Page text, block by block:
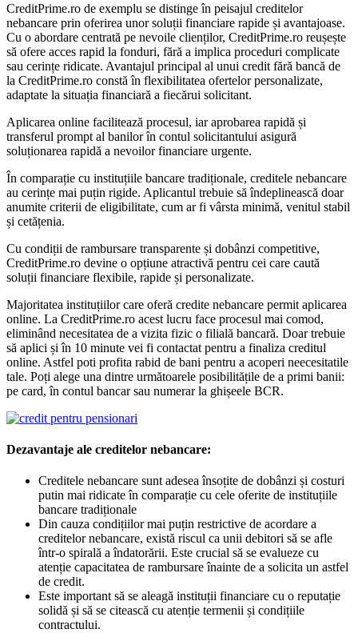
CreditPrime.ro de exemplu se distinge în peisajul creditelor
nebancare prin oferirea unor soluții financiare rapide și avantajoase.
Cu o abordare centrată pe nevoile clienților, CreditPrime.ro reușește
să ofere acces rapid la fonduri, fără a implica proceduri complicate
sau cerințe ridicate. Avantajul principal al unui credit fără bancă de
la CreditPrime.ro constă în flexibilitatea ofertelor personalizate,
adaptate la situația financiară a fiecărui solicitant.
Aplicarea online facilitează procesul, iar aprobarea rapidă și
transferul prompt al banilor în contul solicitantului asigură
soluționarea rapidă a nevoilor financiare urgente.
În comparație cu instituțiile bancare tradiționale, creditele nebancare
au cerințe mai puțin rigide. Aplicantul trebuie să îndeplinească doar
anumite criterii de eligibilitate, cum ar fi vârsta minimă, venitul stabil
și cetățenia.
Cu condiții de rambursare transparente și dobânzi competitive,
CreditPrime.ro devine o opțiune atractivă pentru cei care caută
soluții financiare flexibile, rapide și personalizate.
Majoritatea instituțiilor care oferă credite nebancare permit aplicarea
online. La CreditPrime.ro acest lucru face procesul mai comod,
eliminând necesitatea de a vizita fizic o filială bancară. Doar trebuie
să aplici și în 10 minute vei fi contactat pentru a finaliza creditul
online. Astfel poti profita rabid de bani pentru a acoperi neecesitatile
tale. Poți alege una dintre următoarele posibilitățile de a primi banii:
pe card, în contul bancar sau numerar la ghișeele BCR.
Dezavantaje ale creditelor nebancare:
Creditele nebancare sunt adesea însoțite de dobânzi și costuri
putin mai ridicate în comparație cu cele oferite de instituțiile
bancare tradiționale
Din cauza condițiilor mai puțin restrictive de acordare a
creditelor nebancare, există riscul ca unii debitori să se afle
într-o spirală a îndatorării. Este crucial să se evalueze cu
atenție capacitatea de rambursare înainte de a solicita un astfel
de credit.
Este important să se aleagă instituții financiare cu o reputație
solidă și să se citească cu atenție termenii și condițiile
contractului.